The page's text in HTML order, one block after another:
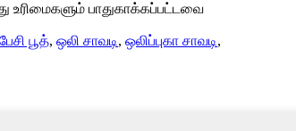
உரிமைகளும் பாதுகாக்கப்பட்டவை
பூத், ஒலி சாவடி, ஒலிப்புகா சாவடி,